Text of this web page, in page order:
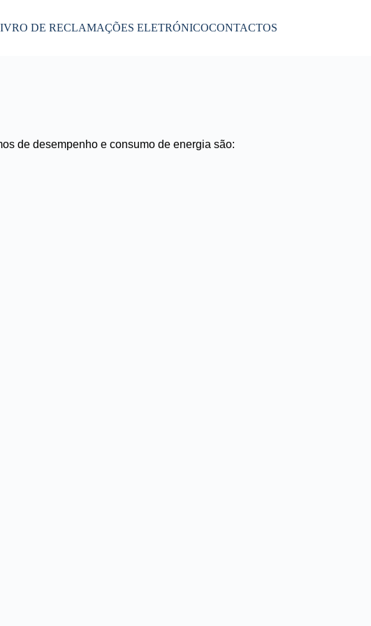
DE RECLAMAÇÕES ELETRÓNICOCONTACTOS
de desempenho e consumo de energia são: